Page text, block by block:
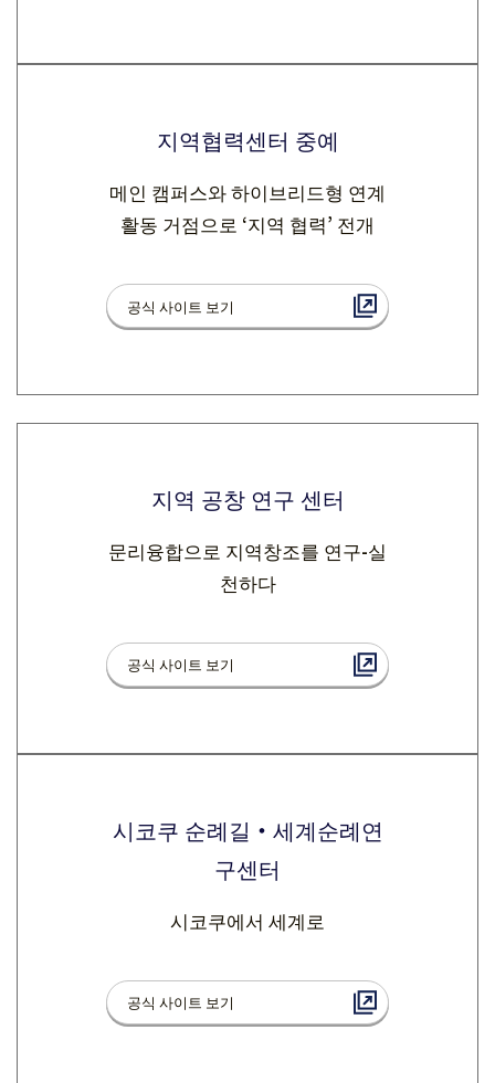
지역협력센터 중예
메인 캠퍼스와 하이브리드형 연계
활동 거점으로 ‘지역 협력’ 전개
공식 사이트 보기
지역 공창 연구 센터
문리융합으로 지역창조를 연구-실
천하다
공식 사이트 보기
시코쿠 순례길・세계순례연
구센터
시코쿠에서 세계로
공식 사이트 보기